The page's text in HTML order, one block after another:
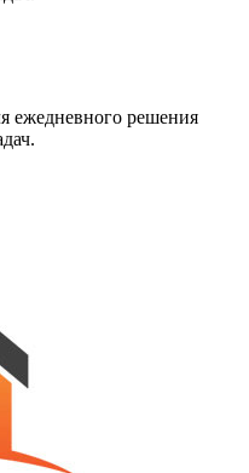
ежедневного решения